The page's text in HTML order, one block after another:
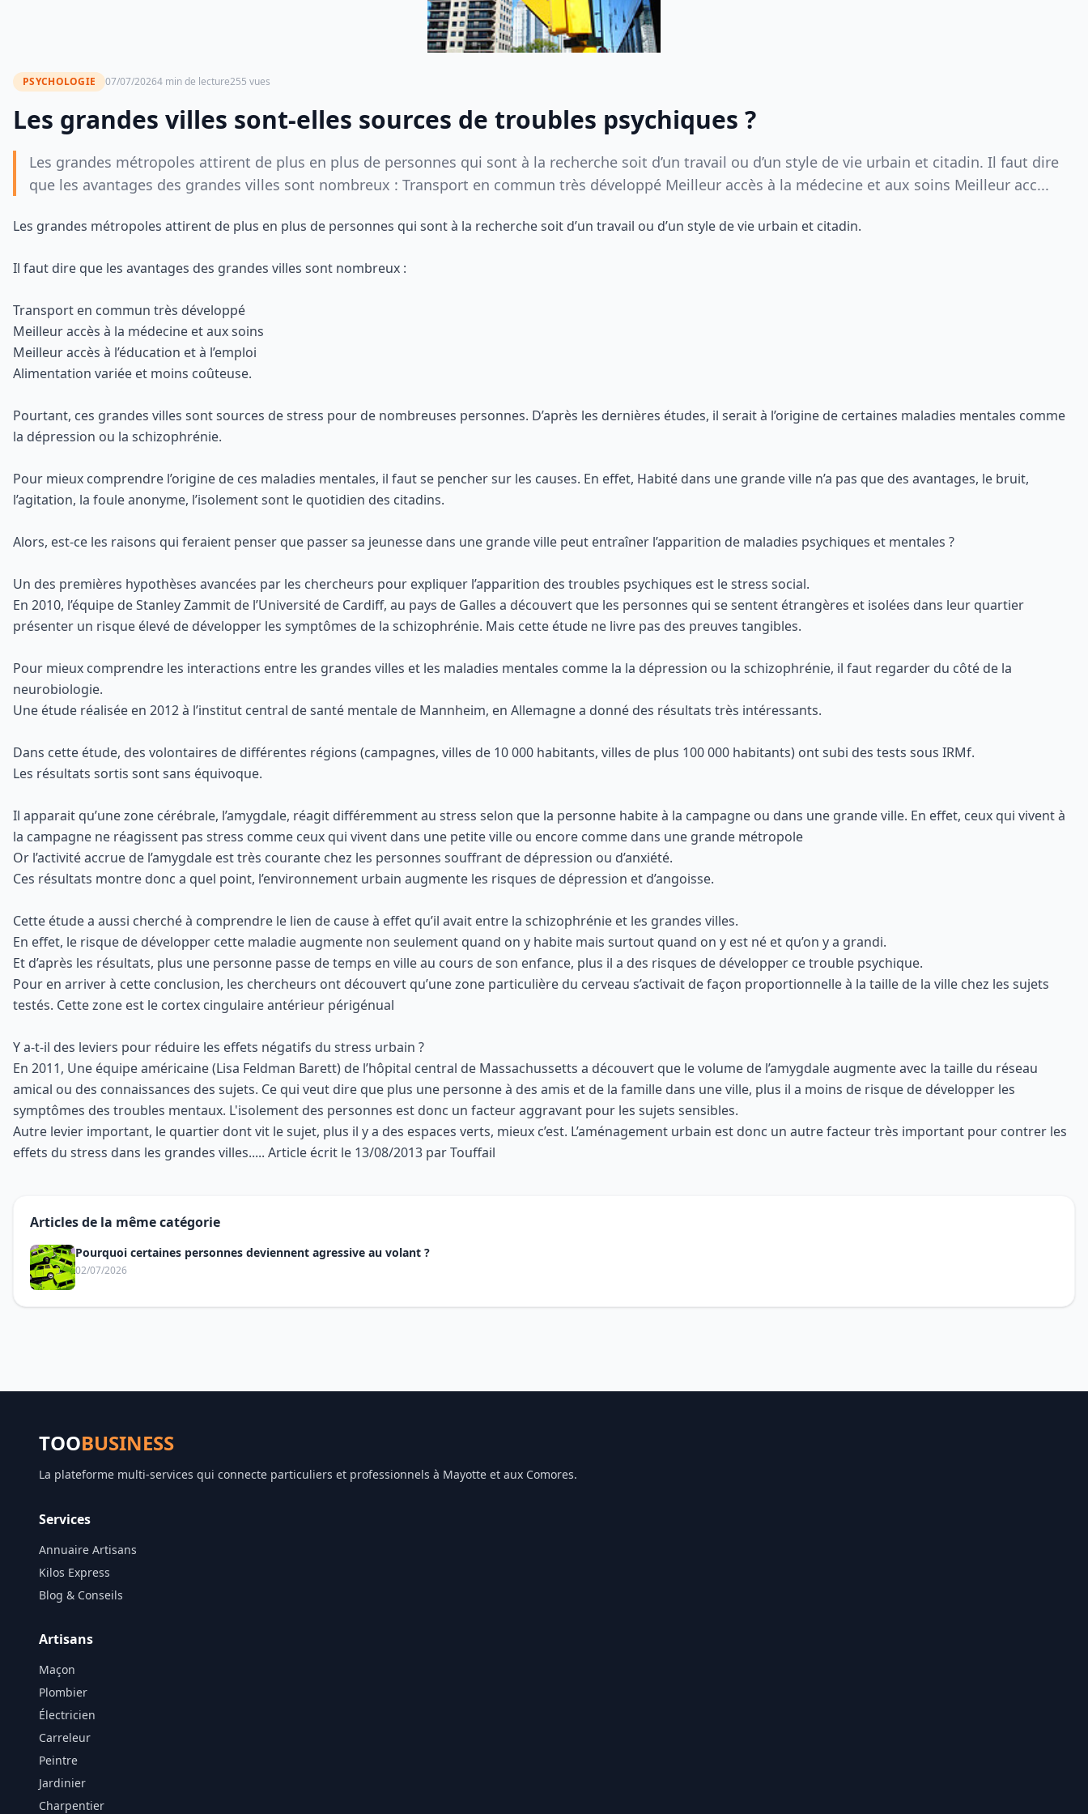
PSYCHOLOGIE 07/07/20264 min de lecture255 vues
Les grandes villes sont-elles sources de troubles psychiques ?
Les grandes métropoles attirent de plus en plus de personnes qui sont à la recherche soit d’un travail ou d’un style de vie urbain et citadin. Il faut dire
que les avantages des grandes villes sont nombreux : Transport en commun très développé Meilleur accès à la médecine et aux soins Meilleur acc...
Les grandes métropoles attirent de plus en plus de personnes qui sont à la recherche soit d’un travail ou d’un style de vie urbain et citadin.
Il faut dire que les avantages des grandes villes sont nombreux :
Transport en commun très développé
Meilleur accès à la médecine et aux soins
Meilleur accès à l’éducation et à l’emploi
Alimentation variée et moins coûteuse.
Pourtant, ces grandes villes sont sources de stress pour de nombreuses personnes. D’après les dernières études, il serait à l’origine de certaines maladies mentales comme
la dépression ou la schizophrénie.
Pour mieux comprendre l’origine de ces maladies mentales, il faut se pencher sur les causes. En effet, Habité dans une grande ville n’a pas que des avantages, le bruit,
l’agitation, la foule anonyme, l’isolement sont le quotidien des citadins.
Alors, est-ce les raisons qui feraient penser que passer sa jeunesse dans une grande ville peut entraîner l’apparition de maladies psychiques et mentales ?
Un des premières hypothèses avancées par les chercheurs pour expliquer l’apparition des troubles psychiques est le stress social.
En 2010, l’équipe de Stanley Zammit de l’Université de Cardiff, au pays de Galles a découvert que les personnes qui se sentent étrangères et isolées dans leur quartier
présenter un risque élevé de développer les symptômes de la schizophrénie. Mais cette étude ne livre pas des preuves tangibles.
Pour mieux comprendre les interactions entre les grandes villes et les maladies mentales comme la la dépression ou la schizophrénie, il faut regarder du côté de la
neurobiologie.
Une étude réalisée en 2012 à l’institut central de santé mentale de Mannheim, en Allemagne a donné des résultats très intéressants.
Dans cette étude, des volontaires de différentes régions (campagnes, villes de 10 000 habitants, villes de plus 100 000 habitants) ont subi des tests sous IRMf.
Les résultats sortis sont sans équivoque.
Il apparait qu’une zone cérébrale, l’amygdale, réagit différemment au stress selon que la personne habite à la campagne ou dans une grande ville. En effet, ceux qui vivent à
la campagne ne réagissent pas stress comme ceux qui vivent dans une petite ville ou encore comme dans une grande métropole
Or l’activité accrue de l’amygdale est très courante chez les personnes souffrant de dépression ou d’anxiété.
Ces résultats montre donc a quel point, l’environnement urbain augmente les risques de dépression et d’angoisse.
Cette étude a aussi cherché à comprendre le lien de cause à effet qu’il avait entre la schizophrénie et les grandes villes.
En effet, le risque de développer cette maladie augmente non seulement quand on y habite mais surtout quand on y est né et qu’on y a grandi.
Et d’après les résultats, plus une personne passe de temps en ville au cours de son enfance, plus il a des risques de développer ce trouble psychique.
Pour en arriver à cette conclusion, les chercheurs ont découvert qu’une zone particulière du cerveau s’activait de façon proportionnelle à la taille de la ville chez les sujets
testés. Cette zone est le cortex cingulaire antérieur périgénual
Y a-t-il des leviers pour réduire les effets négatifs du stress urbain ?
En 2011, Une équipe américaine (Lisa Feldman Barett) de l’hôpital central de Massachussetts a découvert que le volume de l’amygdale augmente avec la taille du réseau
amical ou des connaissances des sujets. Ce qui veut dire que plus une personne à des amis et de la famille dans une ville, plus il a moins de risque de développer les
symptômes des troubles mentaux. L'isolement des personnes est donc un facteur aggravant pour les sujets sensibles.
Autre levier important, le quartier dont vit le sujet, plus il y a des espaces verts, mieux c’est. L’aménagement urbain est donc un autre facteur très important pour contrer les
effets du stress dans les grandes villes..... Article écrit le 13/08/2013 par Touffail
Articles de la même catégorie
Pourquoi certaines personnes deviennent agressive au volant ?
02/07/2026
TOOBUSINESS
La plateforme multi-services qui connecte particuliers et professionnels à Mayotte et aux Comores.
Services
Annuaire Artisans
Kilos Express
Blog & Conseils
Artisans
Maçon
Plombier
Électricien
Carreleur
Peintre
Jardinier
Charpentier